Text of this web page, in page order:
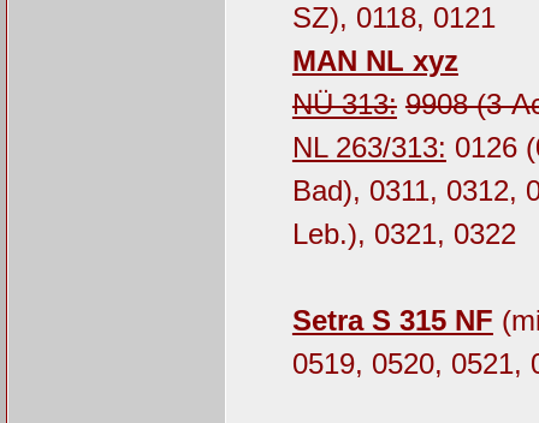
SZ), 0118, 0121
MAN NL xyz
NÜ 313: 9908 (3-
NL 263/313: 0126
Bad), 0311, 0312,
Leb.), 0321, 0322
Setra S 315 NF
0519, 0520, 0521,